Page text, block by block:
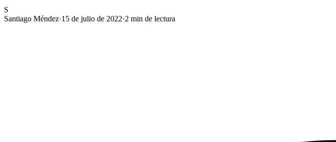
S
Santiago Méndez·15 de julio de 2022·2 min de lectura